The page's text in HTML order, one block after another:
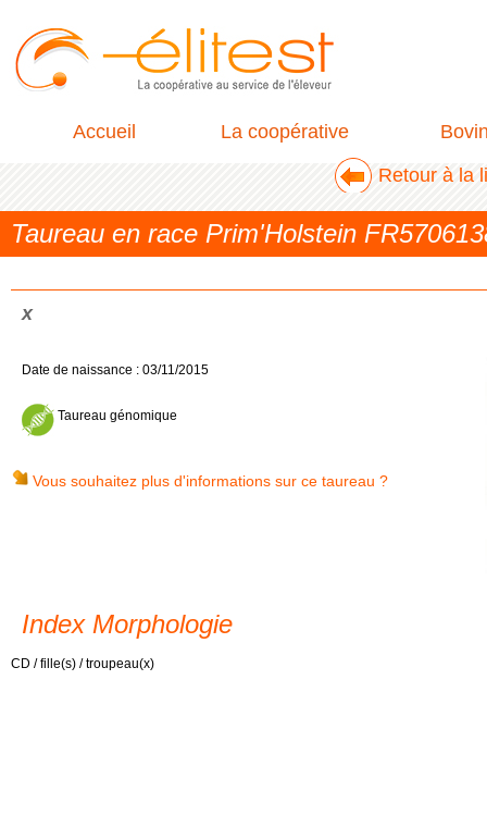
Accueil La coopérative
Retour à la
Taureau en race Prim'Holstein
x
Date de naissance : 03/11/2015
Taureau génomique
Vous souhaitez plus d'informations sur ce taureau ?
Index Morphologie
CD / fille(s) / troupeau(x)